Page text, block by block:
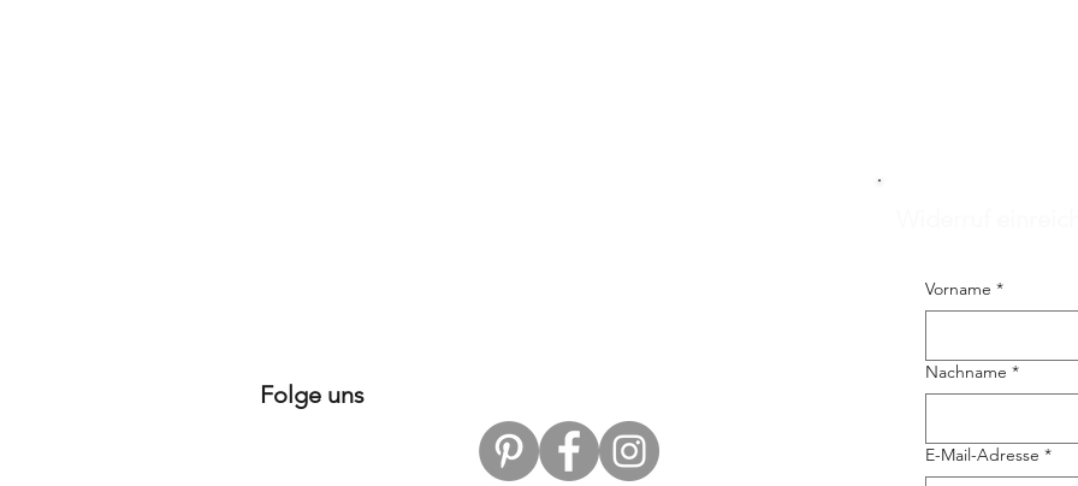
Folge uns
Vorname *
Nachname *
E-Mail-Adresse *